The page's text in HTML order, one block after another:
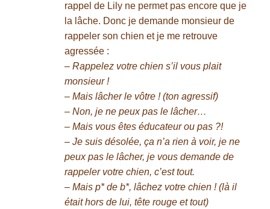
rappel de Lily ne permet pas encore que je
la lâche. Donc je demande monsieur de
rappeler son chien et je me retrouve
agressée :
– Rappelez votre chien s’il vous plait
monsieur !
– Mais lâcher le vôtre ! (ton agressif)
– Non, je ne peux pas le lâcher…
– Mais vous êtes éducateur ou pas ?!
– Je suis désolée, ça n’a rien à voir, je ne
peux pas le lâcher, je vous demande de
rappeler votre chien, c’est tout.
– Mais p* de b*, lâchez votre chien ! (là il
était hors de lui, tête rouge et tout)